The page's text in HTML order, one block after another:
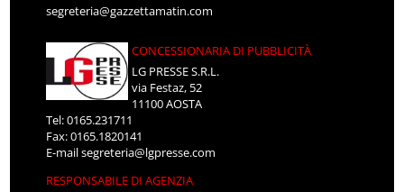
segreteria@gazzettamatin.com
CONCESSIONARIA DI PUBBLICITÀ
LG PRESSE S.R.L.
via Festaz, 52
11100 AOSTA
Tel: 0165.231711
Fax: 0165.1820141
E-mailsegreteria@lgpresse.com
RESPONSABILE DI AGENZIA